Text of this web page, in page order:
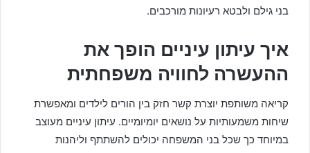
בני גילם ולבטא רעיונות מורכבים.
איך עיתון עיניים הופך את
ההעשרה לחוויה משפחתית
קריאה משותפת יוצרת קשר חזק בין הורים לילדים ומאפשרת
שיחות משמעותיות על נושאים יומיומיים. עיתון עיניים מעוצב
במיוחד כך שכל בני המשפחה יכולים להשתתף וליהנות